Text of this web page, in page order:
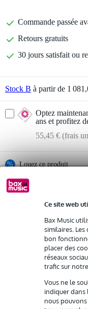
Ce site web
Bax Music
similaires.
bon
placer des
réseaux
trafic sur
Vous ne le
indiquer dans
nous
Commande passée
Retours gratuits
30 jours satisfait ou
Stock B à partir de 1
Optez
ans et profitez
55,45 € (frais
% Louez ce produit
Louez ce produit à
Location de
Livraison à
Résiliation
Possibilité
Remplacement
Informations
connectique :
2x combo jack XLR/
Afficher toutes les
Autres variantes (1)